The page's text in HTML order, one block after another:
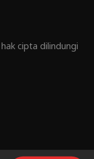
cipta dilindungi